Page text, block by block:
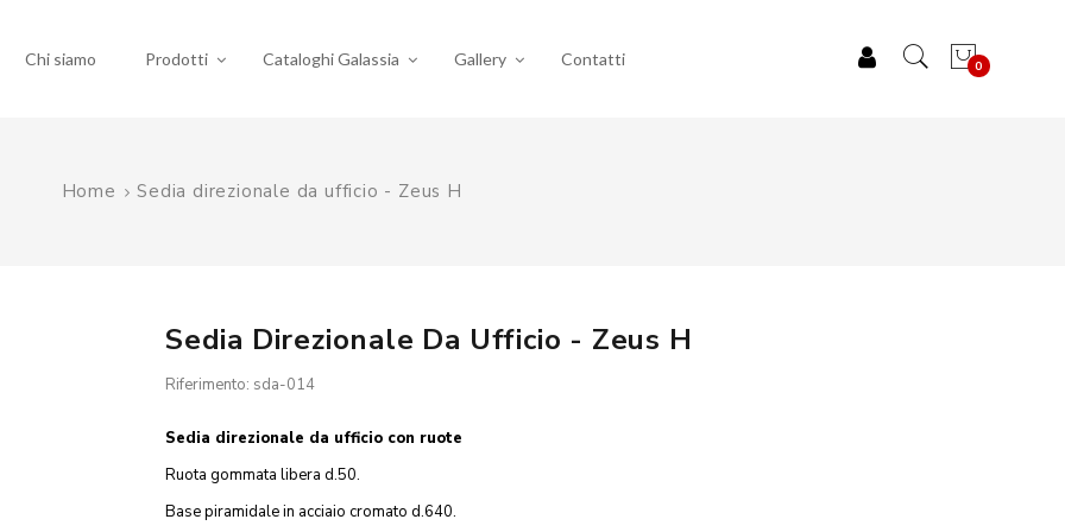
Chi siamo Prodotti Cataloghi Galassia Gallery Contatti 0
Home Sedia direzionale da ufficio - Zeus H
Sedia Direzionale Da Ufficio - Zeus H
Riferimento: sda-014
Sedia direzionale da ufficio con ruote
Ruota gommata libera d.50.
Base piramidale in acciaio cromato d.640.